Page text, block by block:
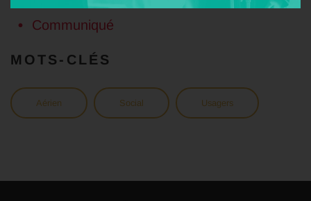
Communiqué
MOTS-CLÉS
Aérien Social Usagers